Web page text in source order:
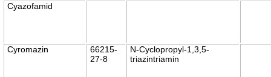
Cyazofamid
Cyromazin
66215-
27-8
N-Cyclopropyl-1,3,5-
triazintriamin